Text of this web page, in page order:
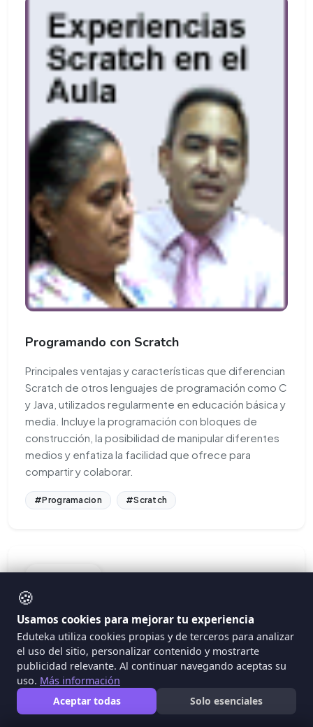
Programando con Scratch
Principales ventajas y características que diferencian
Scratch de otros lenguajes de programación como C
y Java, utilizados regularmente en educación básica y
media. Incluye la programación con bloques de
construcción, la posibilidad de manipular diferentes
medios y enfatiza la facilidad que ofrece para
compartir y colaborar.
#Programacion #Scratch
ARTICULO
🍪
Usamos cookies para mejorar tu experiencia
Eduteka utiliza cookies propias y de terceros para analizar
el uso del sitio, personalizar contenido y mostrarte
publicidad relevante. Al continuar navegando aceptas su
uso. Más información
Aceptar todas
Solo esenciales